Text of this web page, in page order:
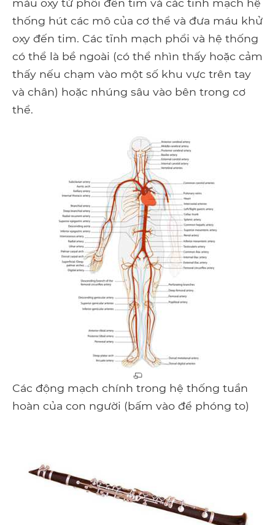
máu oxy từ phổi đến tim và các tĩnh mạch hệ
thống hút các mô của cơ thể và đưa máu khử
oxy đến tim. Các tĩnh mạch phổi và hệ thống
có thể là bề ngoài (có thể nhìn thấy hoặc cảm
thấy nếu chạm vào một số khu vực trên tay
và chân) hoặc nhúng sâu vào bên trong cơ
thể.
Các động mạch chính trong hệ thống tuần
hoàn của con người (bấm vào để phóng to)